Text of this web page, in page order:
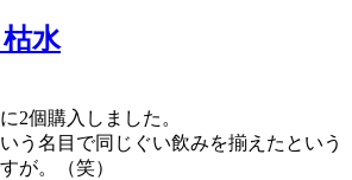
枯水
2個購入しました。
う名目で同じぐい飲みを揃えたという
が。（笑）